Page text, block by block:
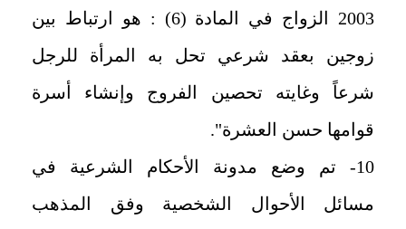
2003 الزواج في المادة (6) : هو ارتباط بين
زوجين بعقد شرعي تحل به المرأة للرجل
شرعاً وغايته تحصين الفروج وإنشاء أسرة
قوامها حسن العشرة".
10- تم وضع مدونة الأحكام الشرعية في
مسائل الأحوال الشخصية وفق المذهب